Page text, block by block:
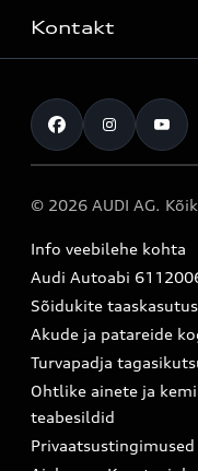
Laoautod
Müügikampaaniad
Audi Liising 1%
Audi konfiguraator
Originaalosad
Garantiitingimused
Audi Tallinn
Pärnu esindus
Audi Tartu
Kontakt
Kontakt
Registreeru
Broneeri teenindus
Infopäring
Audi uudised
myAudi
Uudiskiri
© 2026 AUDI AG.
Info veebilehe kohta
Audi Autoabi
Sõidukite taaskasutus
Akude ja patareide
Turvapadja
Ohtlike ainete ja
teabesildid
Privaatsustingimused